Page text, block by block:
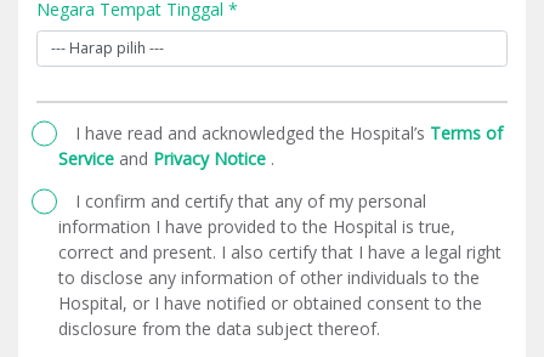
Negara Tempat Tinggal *
I have read and acknowledged the Hospital’s Terms of
Service and Privacy Notice .
I confirm and certify that any of my personal
information I have provided to the Hospital is true,
correct and present. I also certify that I have a legal right
to disclose any information of other individuals to the
Hospital, or I have notified or obtained consent to the
disclosure from the data subject thereof.